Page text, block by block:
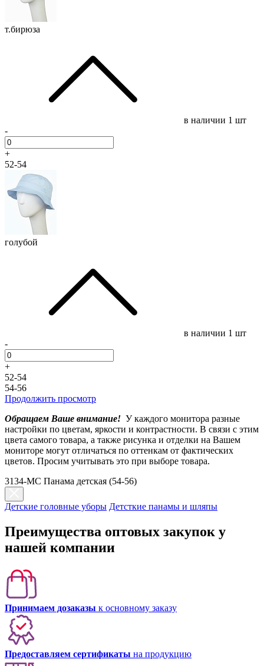
т.бирюза
в наличии 1 шт
-
+
52-54
голубой
в наличии 1 шт
-
+
52-54
54-56
Продолжить просмотр
Обращаем Ваше внимание! У каждого монитора разные
настройки по цветам, яркости и контрастности. В связи с этим
цвета самого товара, а также рисунка и отделки на Вашем
мониторе могут отличаться по оттенкам от фактических
цветов. Просим учитывать это при выборе товара.
3134-МС Панама детская (54-56)
Детские головные уборы Детсткие панамы и шляпы
Преимущества оптовых закупок у
нашей компании
Принимаем дозаказы к основному заказу
Предоставляем сертификаты на продукцию